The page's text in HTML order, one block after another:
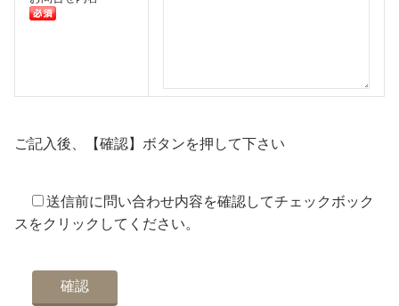
ご記入後、【確認】ボタンを押して下さい
送信前に問い合わせ内容を確認してチェックボック
スをクリックしてください。